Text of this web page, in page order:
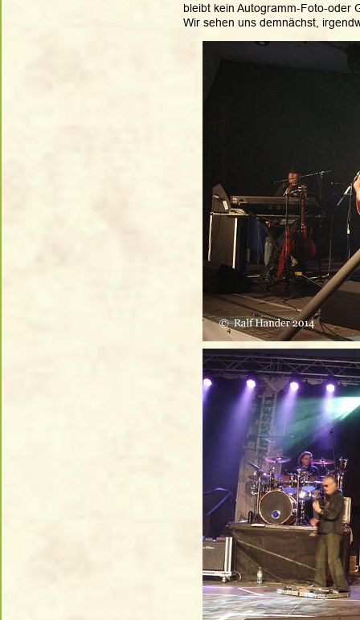
bleibt kein Autogramm-Foto-oder
Wir sehen uns demnächst,